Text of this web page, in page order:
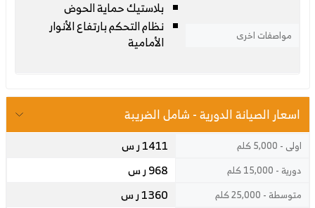
مواصفات اخرى
بلاستيك حماية الحوض
نظام التحكم بارتفاع الأنوار
الأمامية
اسعار الصيانة الدورية - شامل الضريبة
اولى - 5,000 كلم 1411 ر س
دورية - 15,000 كلم 968 ر س
متوسطة - 25,000 كلم 1360 ر س